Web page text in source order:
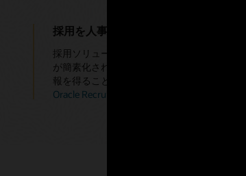
採用を人事と統合する
採用ソリューションがOracle Cloud HCMの
が簡素化されます。ITの複雑性とコストが
報を得ることができます。
Oracle Recruitingへのアップグレード（PDF）